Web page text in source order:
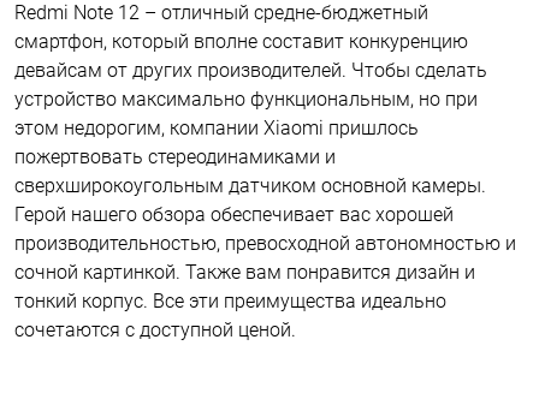
Redmi Note 12 – отличный средне-бюджетный
смартфон, который вполне составит конкуренцию
девайсам от других производителей. Чтобы сделать
устройство максимально функциональным, но при
этом недорогим, компании Xiaomi пришлось
пожертвовать стереодинамиками и
сверхширокоугольным датчиком основной камеры.
Герой нашего обзора обеспечивает вас хорошей
производительностью, превосходной автономностью и
сочной картинкой. Также вам понравится дизайн и
тонкий корпус. Все эти преимущества идеально
сочетаются с доступной ценой.